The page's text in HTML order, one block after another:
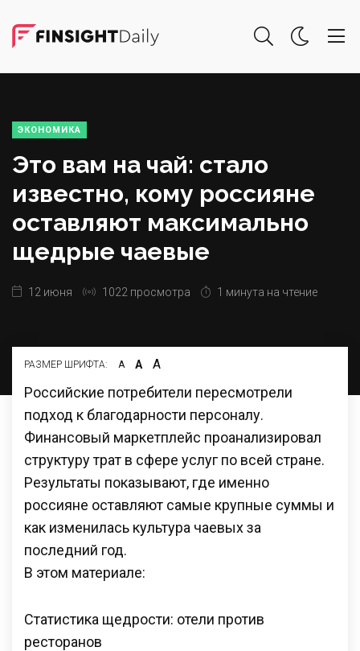
ЭКОНОМИКА
Это вам на чай: стало
известно, кому россияне
оставляют максимально
щедрые чаевые
12 июня 1022 просмотра 1 минута на чтение
РАЗМЕР ШРИФТА: А А А
Российские потребители пересмотрели
подход к благодарности персоналу.
Финансовый маркетплейс проанализировал
структуру трат в сфере услуг по всей стране.
Результаты показывают, где именно
россияне оставляют самые крупные суммы и
как изменилась культура чаевых за
последний год.
В этом материале:
Статистика щедрости: отели против
ресторанов